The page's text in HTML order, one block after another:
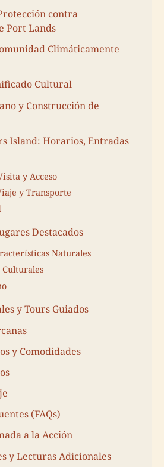
contra
Port Lands
Climáticamente
Cultural
y Construcción de
Island: Horarios, Entradas
y Acceso
y Transporte
Destacados
Naturales
y Tours Guiados
y Comodidades
(FAQs)
a la Acción
y Lecturas Adicionales